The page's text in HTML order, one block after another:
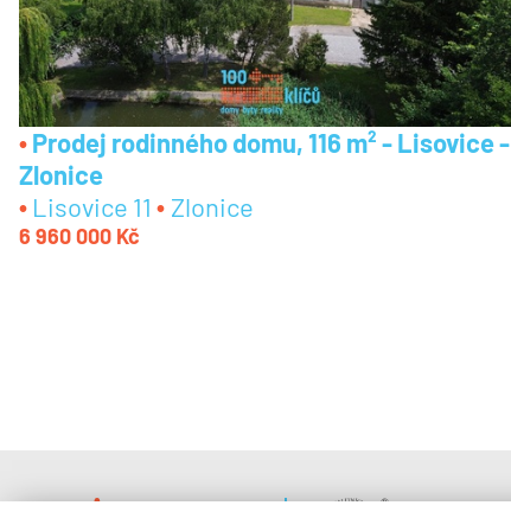
Prodej rodinného domu, 116 m² - Lisovice -
Zlonice
Lisovice 11
Zlonice
6 960 000 Kč